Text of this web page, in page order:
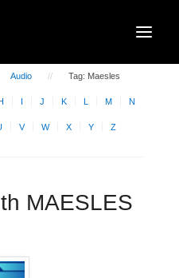
Audio Tag: Maesles
I J K L M N
V W X Y Z
MAESLES